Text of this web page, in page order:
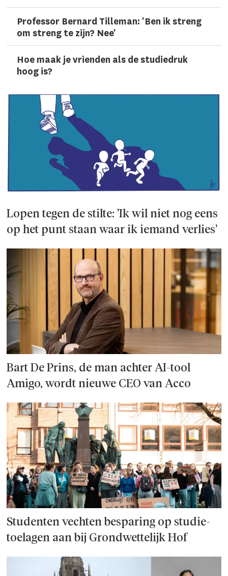
Professor Bernard Tilleman: 'Ben ik streng
om streng te zijn? Nee'
Hoe maak je vrienden als de studiedruk
hoog is?
Lopen tegen de stilte: 'Ik wil niet nog eens
op het punt staan waar ik iemand verlies'
Bart De Prins, de man achter AI-tool
Amigo, wordt nieuwe CEO van Acco
Studenten vechten besparing op studie­
toelagen aan bij Grondwettelijk Hof